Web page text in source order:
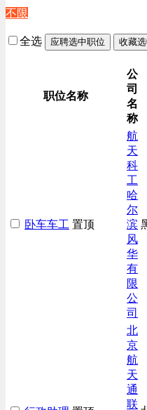
不限
全选 应聘选中职位 收藏
职位名称
公
司
名
称
卧车车工 置顶
航
天
科
工
哈
尔
滨
风
华
有
限
公
司
北
京
航
天
通
联